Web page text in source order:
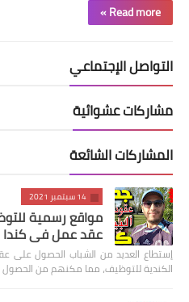
Read more »
التواصل الإجتماعي
مشاركات عشوائية
المشاركات الشائعة
14 سبتمبر 2021
مواقع رسمية
عقد عمل في كندا
إستطاع العديد من الشباب الحصول على
الكندية للتوظيف، مما مكنهم من